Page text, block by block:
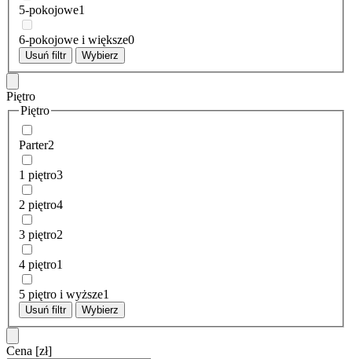
5-pokojowe1
6-pokojowe i większe0
Usuń filtr Wybierz
Piętro
Piętro
Parter2
1 piętro3
2 piętro4
3 piętro2
4 piętro1
5 piętro i wyższe1
Usuń filtr Wybierz
Cena [zł]